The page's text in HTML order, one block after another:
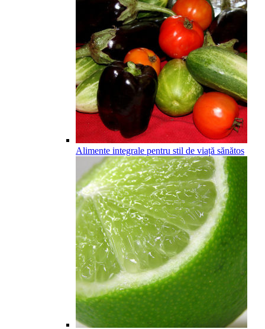
Alimente integrale pentru stil de viață sănătos